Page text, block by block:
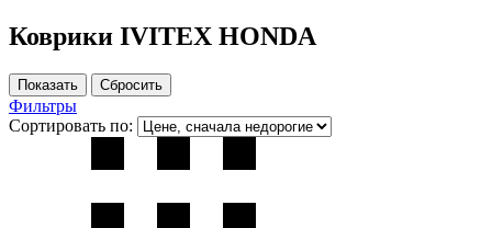
Коврики IVITEX HONDA
Фильтры
Сортировать по: